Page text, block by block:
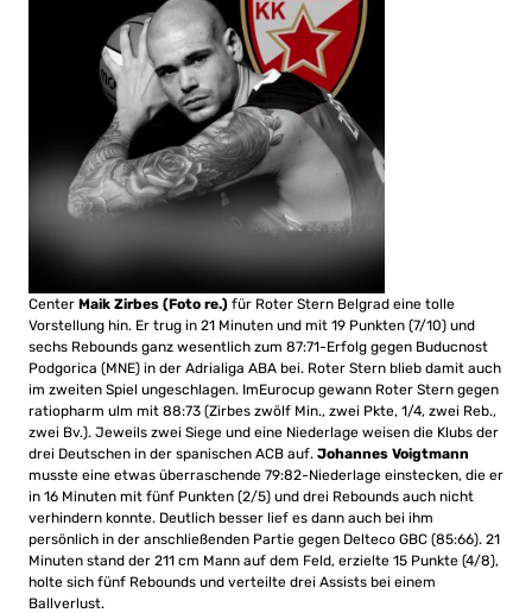
Center Maik Zirbes (Foto re.) für Roter Stern Belgrad eine tolle
Vorstellung hin. Er trug in 21 Minuten und mit 19 Punkten (7/10) und
sechs Rebounds ganz wesentlich zum 87:71-Erfolg gegen Buducnost
Podgorica (MNE) in der Adrialiga ABA bei. Roter Stern blieb damit auch
im zweiten Spiel ungeschlagen. ImEurocup gewann Roter Stern gegen
ratiopharm ulm mit 88:73 (Zirbes zwölf Min., zwei Pkte, 1/4, zwei Reb.,
zwei Bv.). Jeweils zwei Siege und eine Niederlage weisen die Klubs der
drei Deutschen in der spanischen ACB auf. Johannes Voigtmann
musste eine etwas überraschende 79:82-Niederlage einstecken, die er
in 16 Minuten mit fünf Punkten (2/5) und drei Rebounds auch nicht
verhindern konnte. Deutlich besser lief es dann auch bei ihm
persönlich in der anschließenden Partie gegen Delteco GBC (85:66). 21
Minuten stand der 211 cm Mann auf dem Feld, erzielte 15 Punkte (4/8),
holte sich fünf Rebounds und verteilte drei Assists bei einem
Ballverlust.